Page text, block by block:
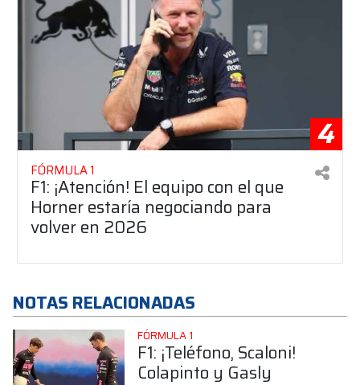
4
FÓRMULA 1
F1: ¡Atención! El equipo con el que
Horner estaría negociando para
volver en 2026
NOTAS RELACIONADAS
FÓRMULA 1
F1: ¡Teléfono, Scaloni!
Colapinto y Gasly